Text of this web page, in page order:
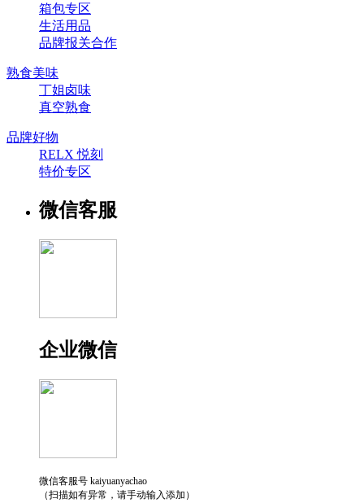
箱包专区
生活用品
品牌报关合作
熟食美味
丁姐卤味
真空熟食
品牌好物
RELX 悦刻
特价专区
微信客服
企业微信
微信客服号 kaiyuanyachao
（扫描如有异常，请手动输入添加）